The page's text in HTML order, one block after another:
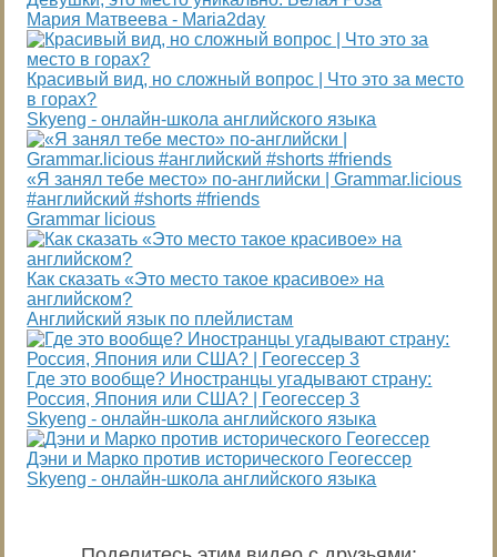
Мария Матвеева - Maria2day
Красивый вид, но сложный вопрос | Что это за место
в горах?
Skyeng - онлайн-школа английского языка
«Я занял тебе место» по-английски | Grammar.licious
#английский #shorts #friends
Grammar licious
Как сказать «Это место такое красивое» на
английском?
Английский язык по плейлистам
Где это вообще? Иностранцы угадывают страну:
Россия, Япония или США? | Геогессер 3
Skyeng - онлайн-школа английского языка
Дэни и Марко против исторического Геогессер
Skyeng - онлайн-школа английского языка